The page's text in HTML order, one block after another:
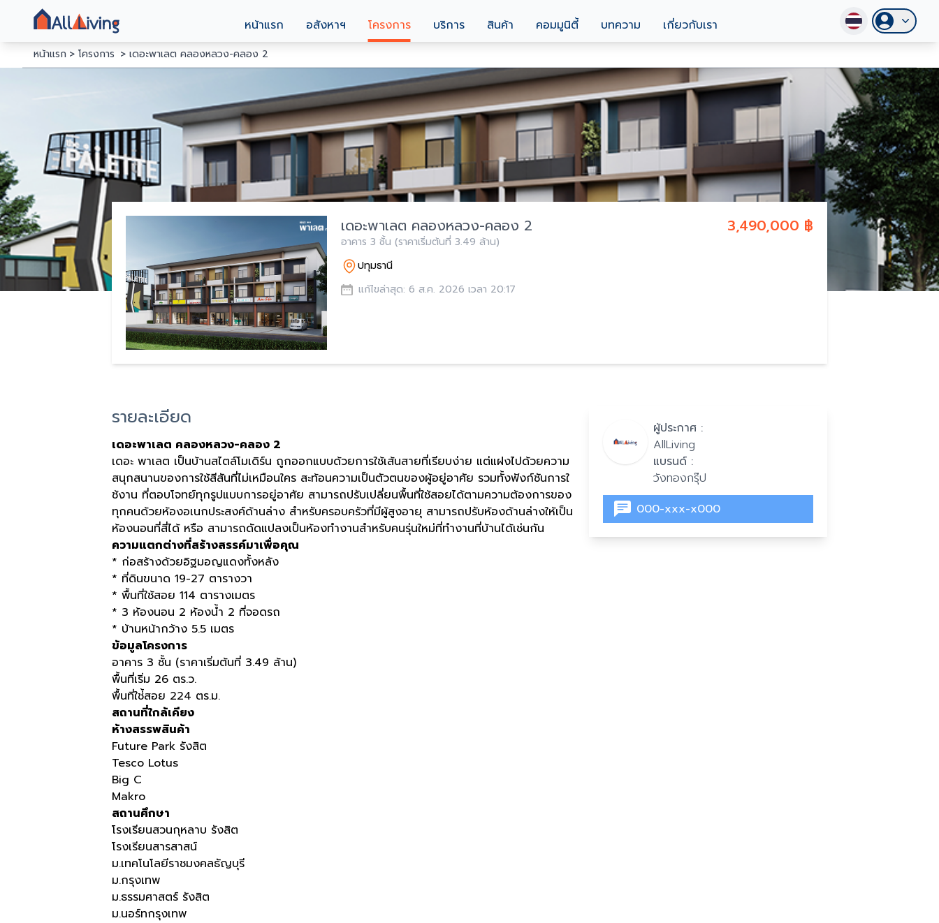
หน้าแรก อสังหาฯ โครงการ บริการ สินค้า คอมมูนิตี้ บทความ เกี่ยวกับเรา
หน้าแรก โครงการ เดอะพาเลต คลองหลวง-คลอง 2
3,490,000 ฿
เดอะพาเลต คลองหลวง-คลอง 2
อาคาร 3 ชั้น (ราคาเริ่มต้นที่ 3.49 ล้าน)
ปทุมธานี
แก้ไขล่าสุด: 6 ส.ค. 2026 เวลา 20:17
รายละเอียด
เดอะพาเลต คลองหลวง-คลอง 2
เดอะ พาเลต เป็นบ้านสไตล์โมเดิร์น ถูกออกแบบด้วยการใช้เส้นสายที่เรียบง่าย แต่แฝงไปด้วยความ
สนุกสนานของการใช้สีสันที่ไม่เหมือนใคร สะท้อนความเป็นตัวตนของผู้อยู่อาศัย รวมทั้งฟังก์ชันการใ
ช้งาน ที่ตอบโจทย์ทุกรูปแบบการอยู่อาศัย สามารถปรับเปลี่ยนพื้นที่ใช้สอยได้ตามความต้องการของ
ทุกคนด้วยห้องอเนกประสงค์ด้านล่าง สำหรับครอบครัวที่มีผู้สูงอายุ สามารถปรับห้องด้านล่างให้เป็น
ห้องนอนที่สี่ได้ หรือ สามารถดัดแปลงเป็นห้องทำงานสำหรับคนรุ่นใหม่ที่ทำงานที่บ้านได้เช่นกัน
ความแตกต่างที่สร้างสรรค์มาเพื่อคุณ
* ก่อสร้างด้วยอิฐมอญแดงทั้งหลัง
* ที่ดินขนาด 19-27 ตารางวา
* พื้นที่ใช้สอย 114 ตารางเมตร
* 3 ห้องนอน 2 ห้องน้ำ 2 ที่จอดรถ
* บ้านหน้ากว้าง 5.5 เมตร
ข้อมูลโครงการ
อาคาร 3 ชั้น (ราคาเริ่มต้นที่ 3.49 ล้าน)
พื้นที่เริ่ม 26 ตร.ว.
พื้นที่ใช่้สอย 224 ตร.ม.
สถานที่ใกล้เคียง
ห้างสรรพสินค้า
Future Park รังสิต
Tesco Lotus
Big C
Makro
สถานศึกษา
โรงเรียนสวนกุหลาบ รังสิต
โรงเรียนสารสาสน์
ม.เทคโนโลยีราชมงคลธัญบุรี
ม.กรุงเทพ
ม.ธรรมศาสตร์ รังสิต
ม.นอร์ทกรุงเทพ
ผู้ประกาศ :
AllLiving
แบรนด์ :
วังทองกรุ๊ป
000-xxx-x000